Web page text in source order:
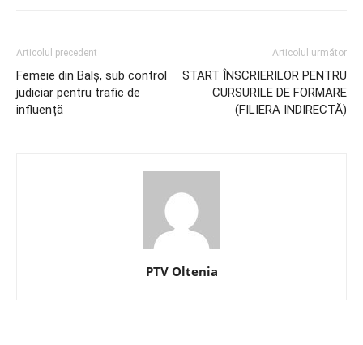
Articolul precedent
Femeie din Balș, sub control
judiciar pentru trafic de
influență
Articolul următor
START ÎNSCRIERILOR PENTRU
CURSURILE DE FORMARE
(FILIERA INDIRECTĂ)
PTV Oltenia